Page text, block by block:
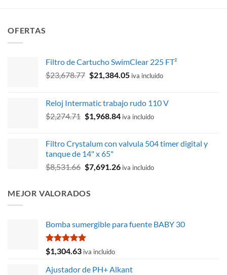
OFERTAS
Filtro de Cartucho SwimClear 225 FT²
$23,678.77 El
era:
$23,678.77.
$21,384.05El
es:
$21,384.05.
iva incluido
Reloj Intermatic trabajo rudo 110 V
$2,274.71 El
era:
$2,274.71.
$1,968.84El
es:
iva incluido
Filtro Crystalum con valvula 504 timer digital y
tanque de 14" x 65"
$8,531.66 El
era:
$7,691.26Eliva incluido
MEJOR VALORADOS
Bomba sumergible para fuente BABY 30
Valorado
con
de 5
$1,304.63 iva incluido
Ajustador de PH+ Alkant